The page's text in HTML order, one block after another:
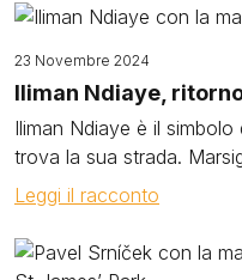
Image
23 Novembre 2024
Iliman Ndiaye,
Iliman Ndiaye è il
trova la sua strada.
Leggi il racconto
Image